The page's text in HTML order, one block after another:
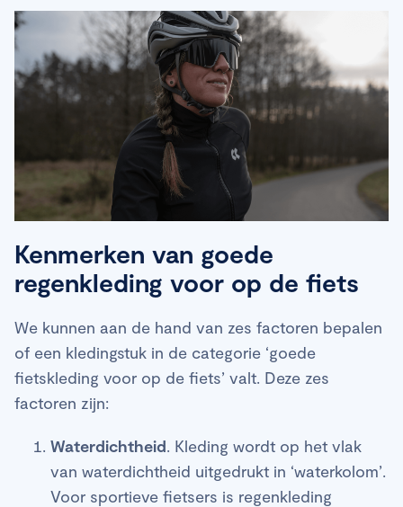
Kenmerken van goede
regenkleding voor op de fiets
We kunnen aan de hand van zes factoren bepalen
of een kledingstuk in de categorie ‘goede
fietskleding voor op de fiets’ valt. Deze zes
factoren zijn:
Waterdichtheid. Kleding wordt op het vlak
van waterdichtheid uitgedrukt in ‘waterkolom’.
Voor sportieve fietsers is regenkleding